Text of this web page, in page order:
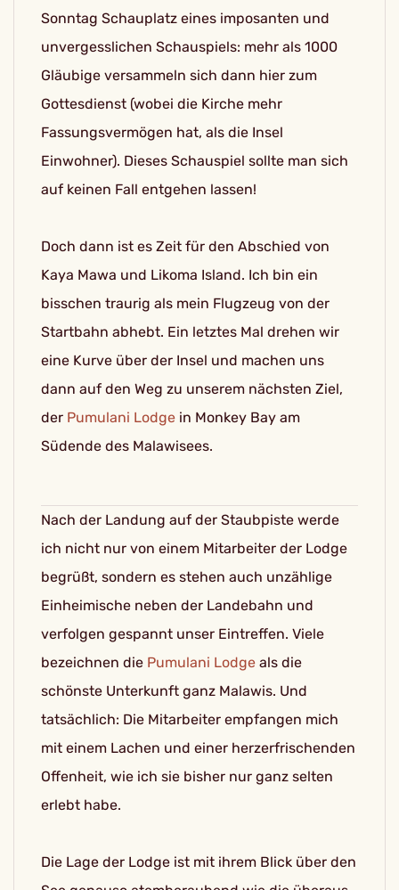
Sonntag Schauplatz eines imposanten und
unvergesslichen Schauspiels: mehr als 1000
Gläubige versammeln sich dann hier zum
Gottesdienst (wobei die Kirche mehr
Fassungsvermögen hat, als die Insel
Einwohner). Dieses Schauspiel sollte man sich
auf keinen Fall entgehen lassen!
Doch dann ist es Zeit für den Abschied von
Kaya Mawa und Likoma Island. Ich bin ein
bisschen traurig als mein Flugzeug von der
Startbahn abhebt. Ein letztes Mal drehen wir
eine Kurve über der Insel und machen uns
dann auf den Weg zu unserem nächsten Ziel,
der Pumulani Lodge in Monkey Bay am
Südende des Malawisees.
Nach der Landung auf der Staubpiste werde
ich nicht nur von einem Mitarbeiter der Lodge
begrüßt, sondern es stehen auch unzählige
Einheimische neben der Landebahn und
verfolgen gespannt unser Eintreffen. Viele
bezeichnen die Pumulani Lodge als die
schönste Unterkunft ganz Malawis. Und
tatsächlich: Die Mitarbeiter empfangen mich
mit einem Lachen und einer herzerfrischenden
Offenheit, wie ich sie bisher nur ganz selten
erlebt habe.
Die Lage der Lodge ist mit ihrem Blick über den